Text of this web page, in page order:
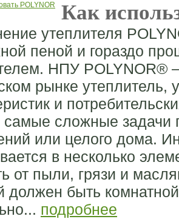
Как
утеплителя
пеной и гораздо
НПУ POLYNOR®
рынке утеплитель,
и
самые сложные задачи
или целого дома.
в несколько
от пыли, грязи и
должен быть
подробнее